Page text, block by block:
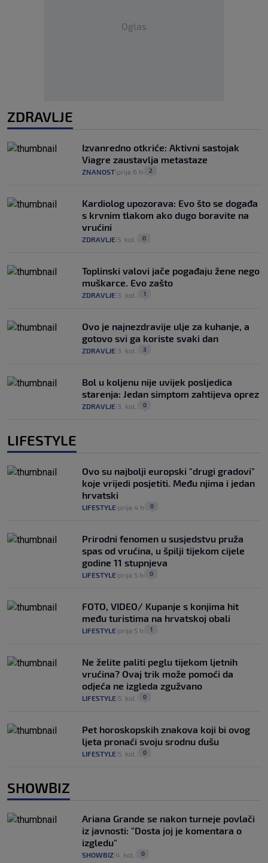
Oglas
ZDRAVLJE
Izvanredno otkriće: Aktivni sastojak
Viagre zaustavlja metastaze
ZNANOST prije 6 h 2
Kardiolog upozorava: Evo što se događa
s krvnim tlakom ako dugo boravite na
vrućini
ZDRAVLJE 5. kol. 0
Toplinski valovi jače pogađaju žene nego
muškarce. Evo zašto
ZDRAVLJE 3. kol. 1
Ovo je najnezdravije ulje za kuhanje, a
gotovo svi ga koriste svaki dan
ZDRAVLJE 3. kol. 3
Bol u koljenu nije uvijek posljedica
starenja: Jedan simptom zahtijeva oprez
ZDRAVLJE 3. kol. 0
LIFESTYLE
Ovo su najbolji europski "drugi gradovi"
koje vrijedi posjetiti. Među njima i jedan
hrvatski
LIFESTYLE prije 4 h 0
Prirodni fenomen u susjedstvu pruža
spas od vrućina, u špilji tijekom cijele
godine 11 stupnjeva
LIFESTYLE prije 5 h 0
FOTO, VIDEO/ Kupanje s konjima hit
među turistima na hrvatskoj obali
LIFESTYLE prije 5 h 1
Ne želite paliti peglu tijekom ljetnih
vrućina? Ovaj trik može pomoći da
odjeća ne izgleda zgužvano
LIFESTYLE 5. kol. 0
Pet horoskopskih znakova koji bi ovog
ljeta pronaći svoju srodnu dušu
LIFESTYLE 5. kol. 0
SHOWBIZ
Ariana Grande se nakon turneje povlači
iz javnosti: "Dosta joj je komentara o
izgledu"
SHOWBIZ 4. kol. 0